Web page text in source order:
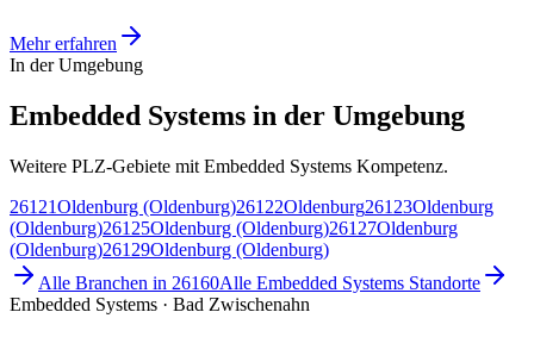
Mehr erfahren
In der Umgebung
Embedded Systems in der Umgebung
Weitere PLZ-Gebiete mit Embedded Systems Kompetenz.
26121Oldenburg (Oldenburg)26122Oldenburg26123Oldenburg
(Oldenburg)26125Oldenburg (Oldenburg)26127Oldenburg
(Oldenburg)26129Oldenburg (Oldenburg)
Alle Branchen in 26160Alle Embedded Systems Standorte
Embedded Systems · Bad Zwischenahn